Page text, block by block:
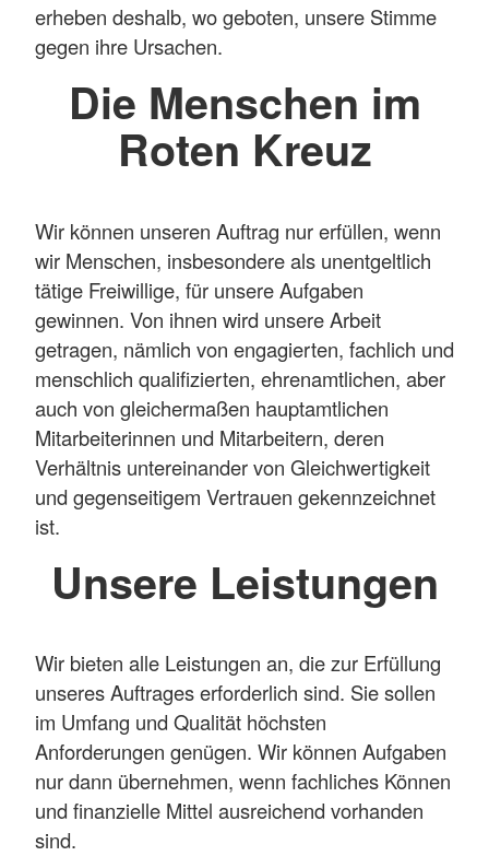
erheben deshalb, wo geboten, unsere Stimme
gegen ihre Ursachen.
Die Menschen im
Roten Kreuz
Wir können unseren Auftrag nur erfüllen, wenn
wir Menschen, insbesondere als unentgeltlich
tätige Freiwillige, für unsere Aufgaben
gewinnen. Von ihnen wird unsere Arbeit
getragen, nämlich von engagierten, fachlich und
menschlich qualifizierten, ehrenamtlichen, aber
auch von gleichermaßen hauptamtlichen
Mitarbeiterinnen und Mitarbeitern, deren
Verhältnis untereinander von Gleichwertigkeit
und gegenseitigem Vertrauen gekennzeichnet
ist.
Unsere Leistungen
Wir bieten alle Leistungen an, die zur Erfüllung
unseres Auftrages erforderlich sind. Sie sollen
im Umfang und Qualität höchsten
Anforderungen genügen. Wir können Aufgaben
nur dann übernehmen, wenn fachliches Können
und finanzielle Mittel ausreichend vorhanden
sind.